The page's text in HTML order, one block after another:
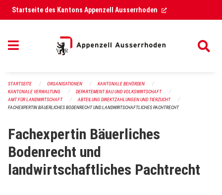
Navigation überspringen
Startseite des Kantons Appenzell Ausserrhoden (External Link)
STARTSEITE ORGANISATIONEN
KANTONALE BEHÖRDEN
KANTONALE VERWALTUNG
DEPARTEMENT BAU UND VOLKSWIRTSCHAFT
AMT FÜR LANDWIRTSCHAFT
ABTEILUNG DIREKTZAHLUNGEN UND TIERZUCHT
FACHEXPERTIN BÄUERLICHES BODENRECHT UND LANDWIRTSCHAFTLICHES PACHTRECHT
Fachexpertin Bäuerliches
Bodenrecht und
landwirtschaftliches Pachtrecht